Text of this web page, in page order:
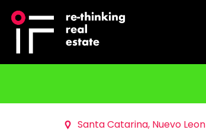
Santa Catarina, Nuevo Leon